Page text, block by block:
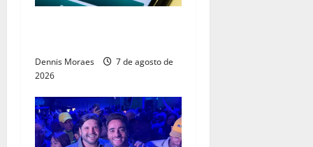
Dennis Moraes
7 de agosto de
2026